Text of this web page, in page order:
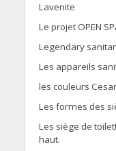
Lavenite
Le projet OPEN
Legendary
Les appareils
les couleurs
Les formes des
Les siège de
haut.